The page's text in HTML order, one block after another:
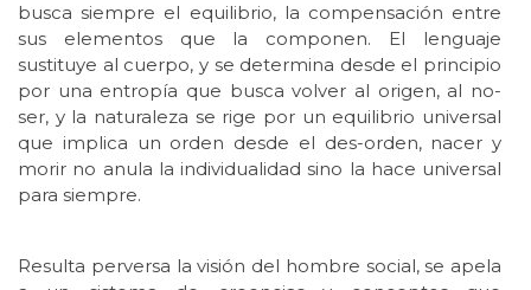
busca siempre el equilibrio, la compensación entre
sus elementos que la componen. El lenguaje
sustituye al cuerpo, y se determina desde el principio
por una entropía que busca volver al origen, al no-
ser, y la naturaleza se rige por un equilibrio universal
que implica un orden desde el des-orden, nacer y
morir no anula la individualidad sino la hace universal
para siempre.
Resulta perversa la visión del hombre social, se apela